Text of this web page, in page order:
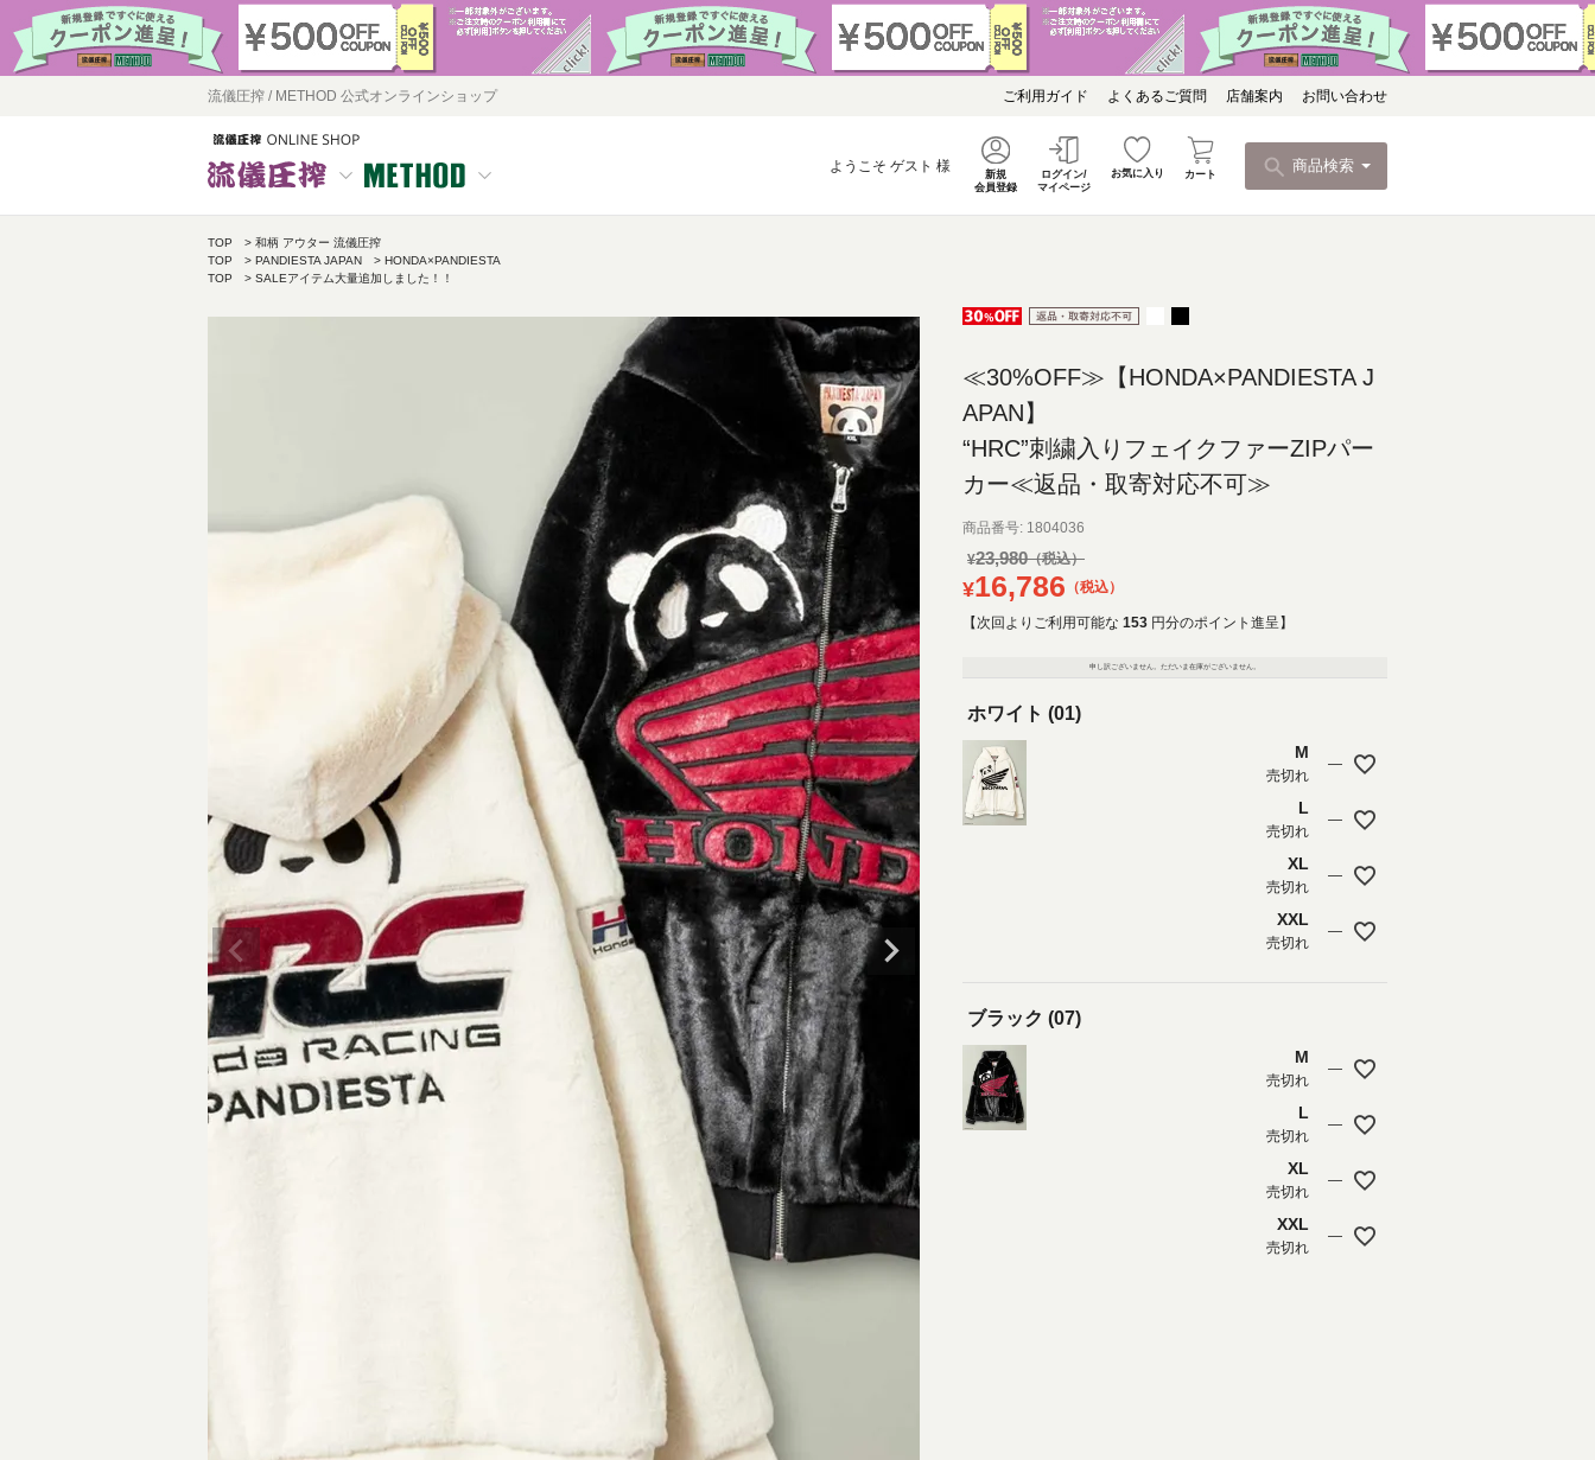
流儀圧搾 / METHOD 公式オンラインショップ ご利用ガイド よくあるご質問 店舗案内 お問い合わせ
ようこそ ゲスト 様
新規
会員登録
ログイン/
マイページ
お気に入り カート 商品検索
TOP
和柄 アウター 流儀圧搾
TOP
PANDIESTA JAPAN
HONDA×PANDIESTA
TOP
SALEアイテム大量追加しました！！
≪30%OFF≫【HONDA×PANDIESTA J
APAN】
“HRC”刺繍入りフェイクファーZIPパー
カー≪返品・取寄対応不可≫
商品番号 1804036
¥23,980
¥16,786 税込
【次回よりご利用可能な 153 円分のポイント進呈】
申し訳ございません。ただいま在庫がございません。
ホワイト (01)
M
売切れ
—
L
売切れ
—
XL
売切れ
—
XXL
売切れ
—
ブラック (07)
M
売切れ
—
L
売切れ
—
XL
売切れ
—
XXL
売切れ
—